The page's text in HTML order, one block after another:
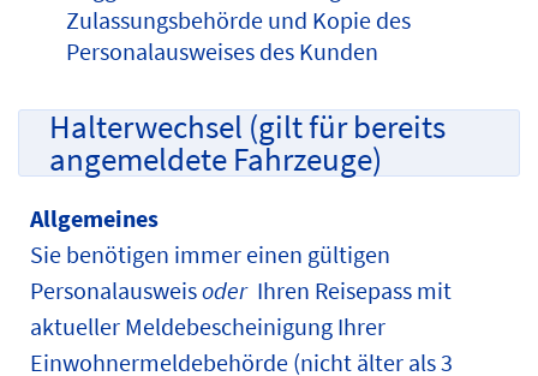
Zulassungsbehörde und Kopie des
Personalausweises des Kunden
Halterwechsel (gilt für bereits
angemeldete Fahrzeuge)
Allgemeines
Sie benötigen immer einen gültigen
PersonalausweisoderIhren Reisepass mit
aktueller Meldebescheinigung Ihrer
Einwohnermeldebehörde (nicht älter als 3